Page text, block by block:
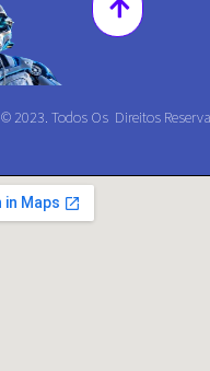
© 2023. Todos Os Direitos